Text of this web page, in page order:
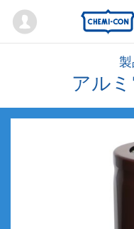
Mypage
アル